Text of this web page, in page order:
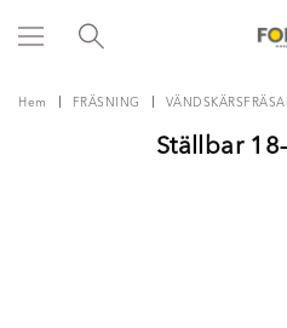
Hem FRÄSNING
Ställbar